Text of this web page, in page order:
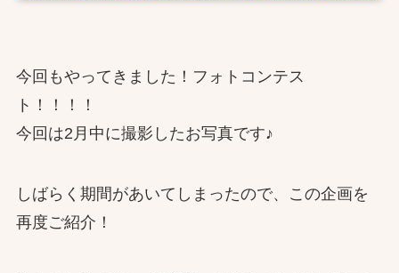
今回もやってきました！フォトコンテス
ト！！！！
今回は2月中に撮影したお写真です♪
しばらく期間があいてしまったので、この企画を
再度ご紹介！